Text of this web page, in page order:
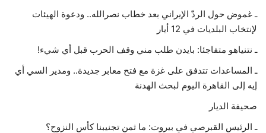
ـ غموض حول الردّ الإيراني بعد خطاب نصرالله.. ودعوة الهيئات
لإنتخاب البلديات في 12 أيار
ـ نتنياهو متفاجئا: بايدن طلب مني وقف الحرب قبل أي شيء!
ـ المساعدات تتدفق على غزة مع فتح معابر جديدة.. ومدير السي أي
إيه إلى القاهرة اليوم لبحث الهدنة
صحيفة الديار
ـ الرئيس القبرصي في بيروت: ما ثمن تجنيبنا كأس النزوح؟